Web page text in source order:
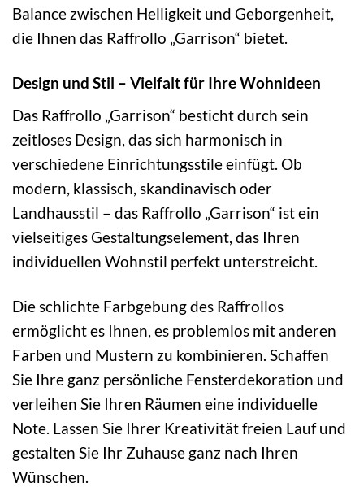
Balance zwischen Helligkeit und Geborgenheit,
die Ihnen das Raffrollo „Garrison“ bietet.
Design und Stil – Vielfalt für Ihre Wohnideen
Das Raffrollo „Garrison“ besticht durch sein
zeitloses Design, das sich harmonisch in
verschiedene Einrichtungsstile einfügt. Ob
modern, klassisch, skandinavisch oder
Landhausstil – das Raffrollo „Garrison“ ist ein
vielseitiges Gestaltungselement, das Ihren
individuellen Wohnstil perfekt unterstreicht.
Die schlichte Farbgebung des Raffrollos
ermöglicht es Ihnen, es problemlos mit anderen
Farben und Mustern zu kombinieren. Schaffen
Sie Ihre ganz persönliche Fensterdekoration und
verleihen Sie Ihren Räumen eine individuelle
Note. Lassen Sie Ihrer Kreativität freien Lauf und
gestalten Sie Ihr Zuhause ganz nach Ihren
Wünschen.